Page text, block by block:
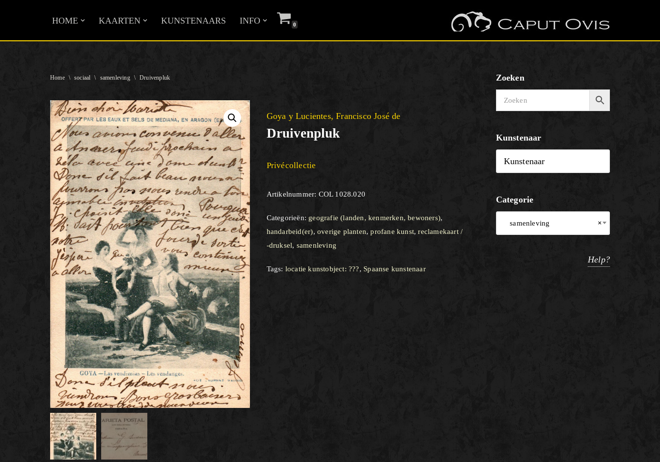
naar
HOME KAARTEN KUNSTENAARS INFO 0
Home \ sociaal \ samenleving \ Druivenpluk
Goya y Lucientes, Francisco José de
Druivenpluk
Privécollectie
Artikelnummer: COL 1028.020
Categorieën:geografie (landen, kenmerken, bewoners),
handarbeid(er), overige planten,profane kunst,reclamekaart /
-druksel, samenleving
Tags: locatie kunstobject: ???, Spaanse kunstenaar
Zoeken
Kunstenaar
Categorie
×
samenleving
Help?